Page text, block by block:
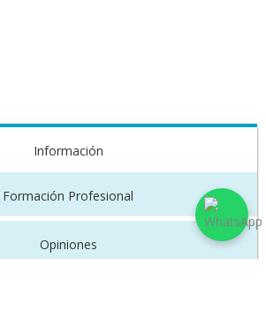
Información
Formación Profesional
Opiniones